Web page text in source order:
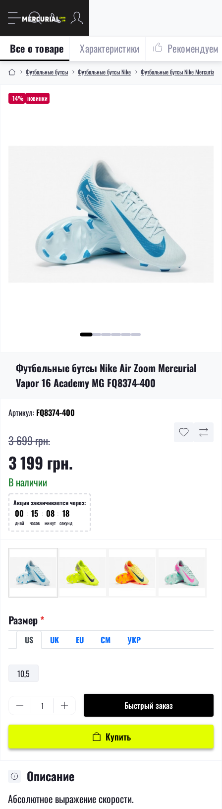
Футбольные бутсы Футбольные бутсы Nike Футбольные бутсы Nike Mercurial
Все о товаре Характеристики Рекомендуем
-14% новинки
Футбольные бутсы Nike Air Zoom Mercurial
Vapor 16 Academy MG FQ8374-400
Артикул: FQ8374-400
3 699 грн.
3 199 грн.
В наличии
Акция заканчивается через:
00
дней
: 15
часов
: 08
минут
: 18
секунд
Размер *
US UK EU СМ УКР
10,5
Быстрый заказ
Купить
Описание
Абсолютное выражение скорости.